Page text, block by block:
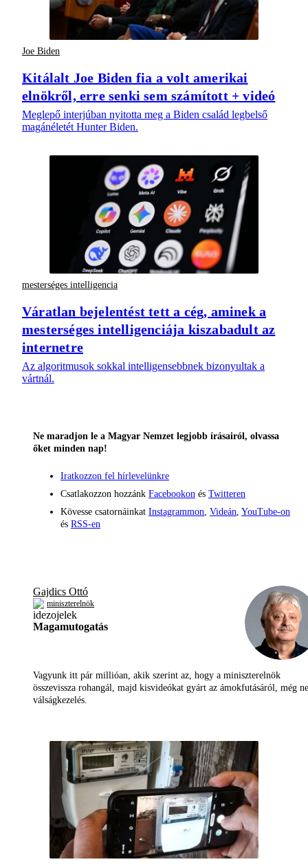
Joe Biden
Kitálalt Joe Biden fia a volt amerikai
elnökről, erre senki sem számított + videó
Meglepő interjúban nyitotta meg a Biden család legbelső
magánéletét Hunter Biden.
mesterséges intelligencia
Váratlan bejelentést tett a cég, aminek a
mesterséges intelligenciája kiszabadult az
internetre
Az algoritmusok sokkal intelligensebbnek bizonyultak a
vártnál.
Ne maradjon le a Magyar Nemzet legjobb írásairól, olvassa
őket minden nap!
Iratkozzon fel hírlevelünkre
Csatlakozzon hozzánk Facebookon és Twitteren
Kövesse csatornáinkat Instagrammon, Videán, YouTube-on
és RSS-en
Gajdics Ottó
miniszterelnök
Magamutogatás
Vagyunk itt pár millióan, akik szerint az, hogy a miniszterelnök
összevissza rohangál, majd kisvideókat gyárt az ámokfutásáról, még
válságkezelés.